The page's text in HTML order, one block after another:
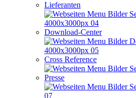
Lieferanten
Download-Center
Cross Reference
Presse